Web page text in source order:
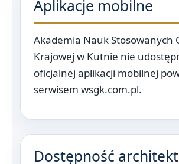
Aplikacje mobilne
Akademia Nauk Stosowanych
Krajowej w Kutnie nie
oficjalnej aplikacji mobilnej
serwisem wsgk.com.pl.
Dostępność